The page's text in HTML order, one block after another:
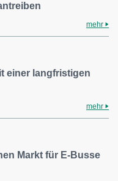
mehr
einer langfristigen
mehr
Markt für E-Busse